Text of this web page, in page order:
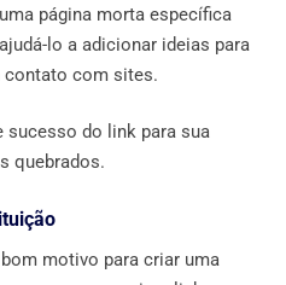
página morta específica
lo a adicionar ideias para
contato com sites.
sucesso do link para sua
quebrados.
motivo para criar uma